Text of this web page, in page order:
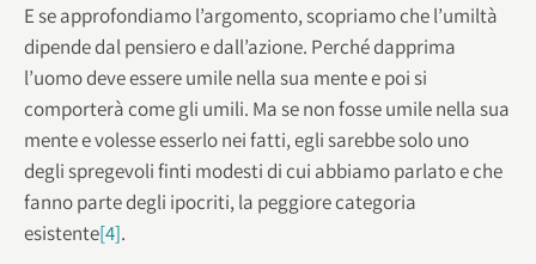
E se approfondiamo l’argomento, scopriamo che l’umiltà
dipende dal pensiero e dall’azione. Perché dapprima
l’uomo deve essere umile nella sua mente e poi si
comporterà come gli umili. Ma se non fosse umile nella sua
mente e volesse esserlo nei fatti, egli sarebbe solo uno
degli spregevoli finti modesti di cui abbiamo parlato e che
fanno parte degli ipocriti, la peggiore categoria
esistente[4].